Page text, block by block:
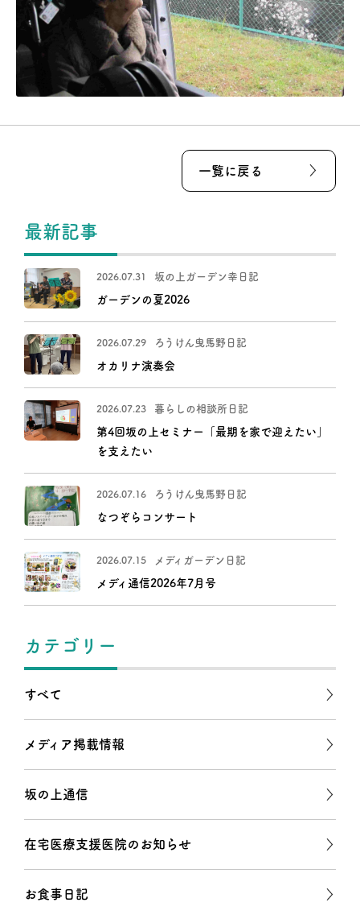
一覧に戻る
最新記事
2026.07.31 坂の上ガーデン幸日記
ガーデンの夏2026
2026.07.29 ろうけん曳馬野日記
オカリナ演奏会
2026.07.23 暮らしの相談所日記
第4回坂の上セミナー「最期を家で迎えたい」
を支えたい
2026.07.16 ろうけん曳馬野日記
なつぞらコンサート
2026.07.15 メディガーデン日記
メディ通信2026年7月号
カテゴリー
すべて
メディア掲載情報
坂の上通信
在宅医療支援医院のお知らせ
お食事日記